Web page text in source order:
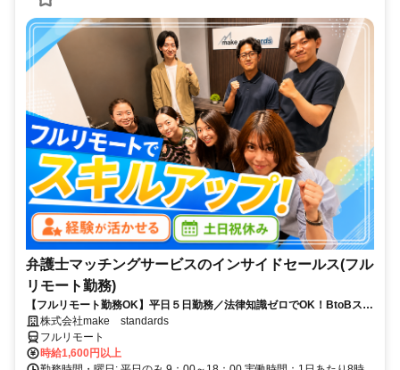
弁護士マッチングサービスのインサイドセールス(フル
リモート勤務)
【フルリモート勤務OK】平日５日勤務／法律知識ゼロでOK！BtoBスキ
ルが身につく営業職
株式会社make standards
フルリモート
時給1,600円以上